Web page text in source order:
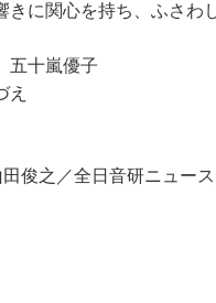
きに関心を持ち、ふさ
五十嵐優子
え
之／全日音研ニュー